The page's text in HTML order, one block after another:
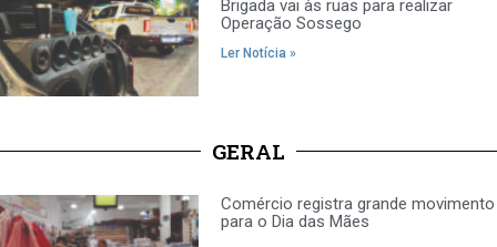
Brigada vai às ruas para realizar
Operação Sossego
Ler Notícia »
GERAL
Comércio registra grande movimento
para o Dia das Mães